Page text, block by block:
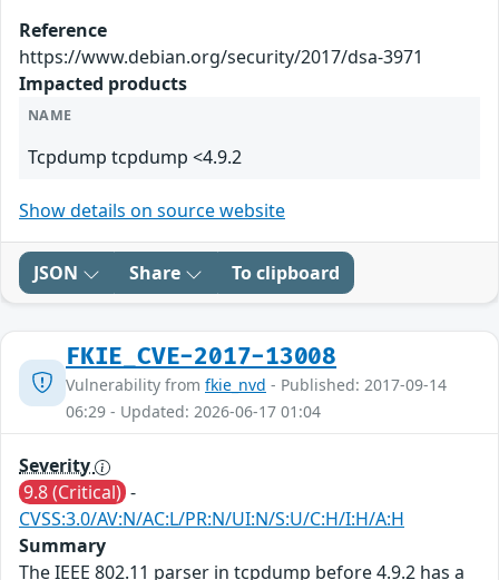
Reference
https://www.debian.org/security/2017/dsa-3971
Impacted products
NAME
Tcpdump tcpdump <4.9.2
Show details on source website
JSON Share To clipboard
FKIE_CVE-2017-13008
Vulnerability from fkie_nvd - Published: 2017-09-14
06:29 - Updated: 2026-06-17 01:04
Severity
9.8 (Critical) -
CVSS:3.0/AV:N/AC:L/PR:N/UI:N/S:U/C:H/I:H/A:H
Summary
The IEEE 802.11 parser in tcpdump before 4.9.2 has a